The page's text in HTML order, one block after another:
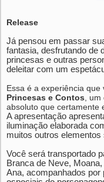
Release
Já pensou em passar
fantasia, desfrutando de
princesas e outras
deleitar com um
Essa é a experiência que
Princesas e Contos ,
absoluto que certamente
A apresentação
iluminação elaborada
muitos outros elementos
Você será transportado
Branca de Neve,
Ana, acompanhados